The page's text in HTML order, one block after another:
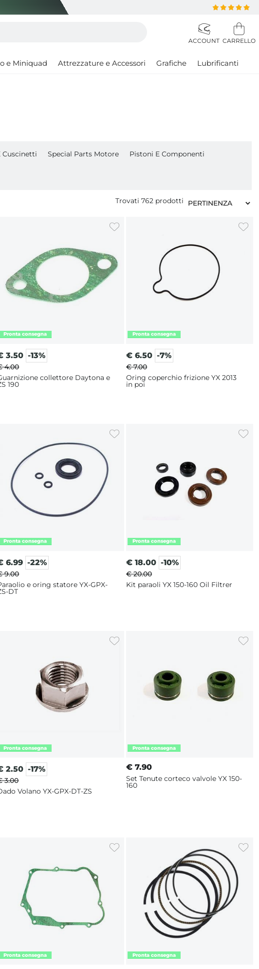
e Miniquad Attrezzature e Accessori Grafiche Lubrificanti
Cuscinetti Special Parts Motore Pistoni E Componenti
Trovati 762 prodotti
3.50 -13%
4.00
collettore Daytona e
190
€ 6.50 -7%
€ 7.00
Oring coperchio frizione YX 2013
in poi
6.99 -22%
9.00
e oring statore YX-GPX-
DT
€ 18.00 -10%
€ 20.00
Kit paraoli YX 150-160 Oil Filtrer
2.50 -17%
3.00
Volano YX-GPX-DT-ZS
€ 7.90
Set Tenute corteco valvole YX 150-
160